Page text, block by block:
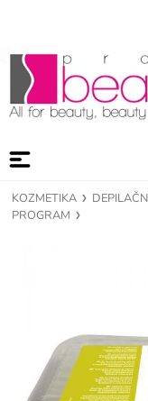
KOZMETIKA
PROGRAM